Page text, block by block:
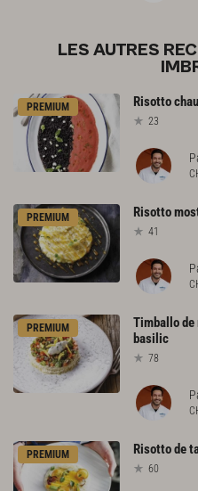
LES AUTRES
PREMIUM Risotto
23
PREMIUM Risotto
41
PREMIUM Timballode
basilic
78
PREMIUM Risottode
60